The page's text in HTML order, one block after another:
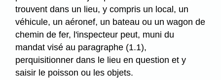
trouvent dans un lieu, y compris un local, un
véhicule, un aéronef, un bateau ou un wagon de
chemin de fer, l'inspecteur peut, muni du
mandat visé au paragraphe (1.1),
perquisitionner dans le lieu en question et y
saisir le poisson ou les objets.